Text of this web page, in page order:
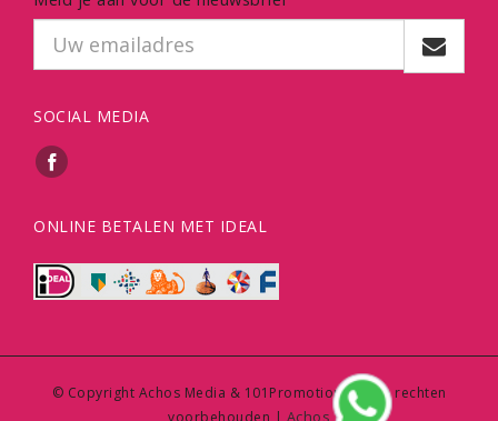
SOCIAL MEDIA
ONLINE BETALEN MET IDEAL
© Copyright Achos Media & 101Promotions | Alle rechten
Achos